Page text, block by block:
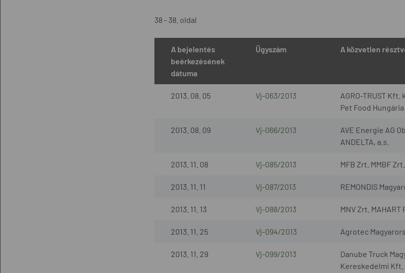
38 - 38. oldal
A bejelentés
beérkezésének
dátuma
Ügyszám A közvetlen
2013. 08. 05 Vj-063/2013
AGRO-TRUST
Pet Food Hungária
2013. 08. 09 Vj-066/2013
AVE Energie AG
ANDELTA, a.s.
2013. 11. 08 Vj-085/2013 MFB Zrt. MMBF Zrt.
2013. 11. 11 Vj-087/2013 REMONDIS
2013. 11. 13 Vj-088/2013 MNV Zrt.
2013. 11. 25 Vj-094/2013 Agrotec
2013. 11. 29 Vj-099/2013
Danube Truck
Kereskedelmi Kft.